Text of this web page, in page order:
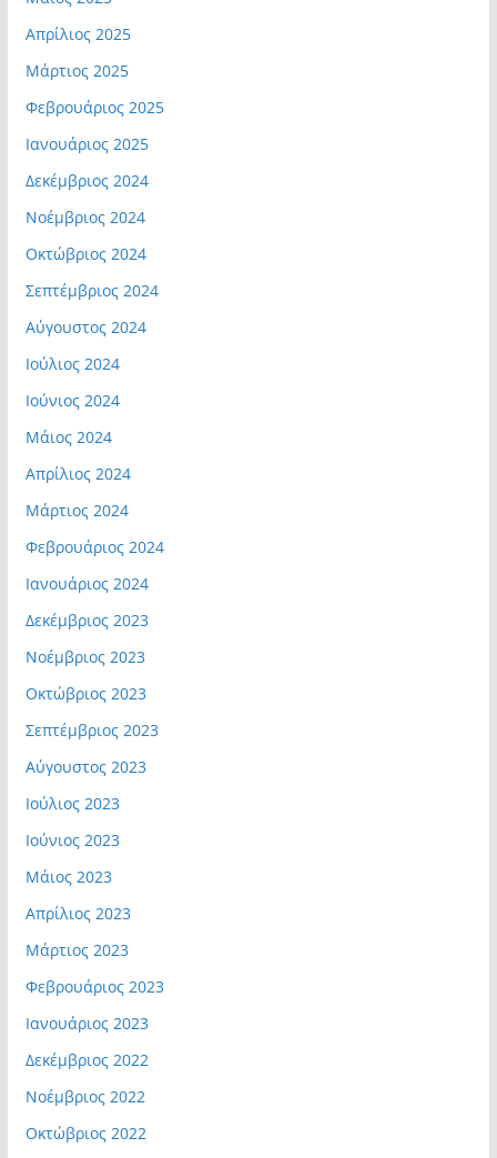
Απρίλιος 2025
Μάρτιος 2025
Φεβρουάριος 2025
Ιανουάριος 2025
Δεκέμβριος 2024
Νοέμβριος 2024
Οκτώβριος 2024
Σεπτέμβριος 2024
Αύγουστος 2024
Ιούλιος 2024
Ιούνιος 2024
Μάιος 2024
Απρίλιος 2024
Μάρτιος 2024
Φεβρουάριος 2024
Ιανουάριος 2024
Δεκέμβριος 2023
Νοέμβριος 2023
Οκτώβριος 2023
Σεπτέμβριος 2023
Αύγουστος 2023
Ιούλιος 2023
Ιούνιος 2023
Μάιος 2023
Απρίλιος 2023
Μάρτιος 2023
Φεβρουάριος 2023
Ιανουάριος 2023
Δεκέμβριος 2022
Νοέμβριος 2022
Οκτώβριος 2022